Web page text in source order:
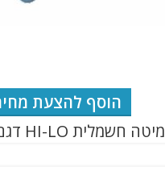
הוסף להצעת
מיטה חשמלית HI-LO דגם – AKS